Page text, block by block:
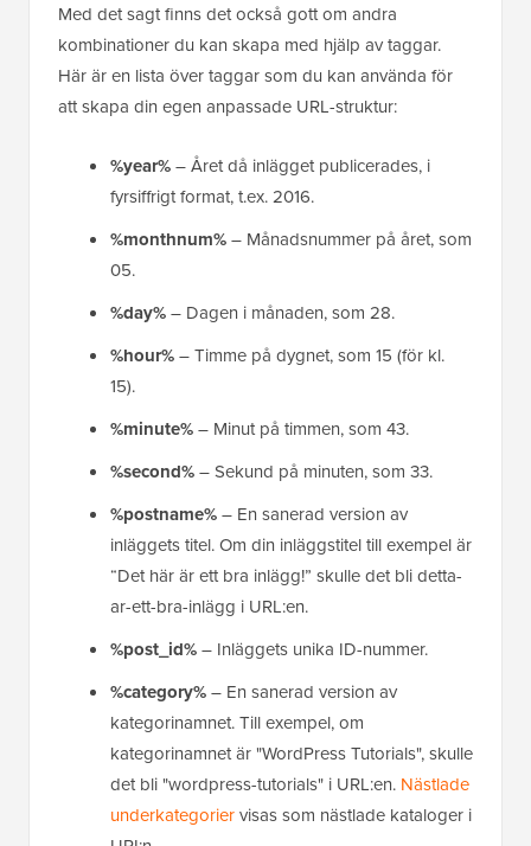
Med det sagt finns det också gott om andra
kombinationer du kan skapa med hjälp av taggar.
Här är en lista över taggar som du kan använda för
att skapa din egen anpassade URL-struktur:
%year%– Året då inlägget publicerades, i
fyrsiffrigt format, t.ex. 2016.
%monthnum%– Månadsnummer på året, som
05.
%day%– Dagen i månaden, som 28.
%hour%– Timme på dygnet, som 15 (för kl.
15).
%minute%– Minut på timmen, som 43.
%second%– Sekund på minuten, som 33.
%postname%– En sanerad version av
inläggets titel. Om din inläggstitel till exempel är
“Det här är ett bra inlägg!” skulle det bli detta-
ar-ett-bra-inlägg i URL:en.
%post_id%– Inläggets unika ID-nummer.
%category%– En sanerad version av
kategorinamnet. Till exempel, om
kategorinamnet är "WordPress Tutorials", skulle
det bli "wordpress-tutorials" i URL:en. Nästlade
underkategoriervisas som nästlade kataloger i